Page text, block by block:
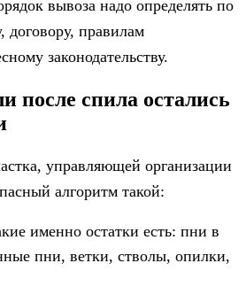
вывоза надо определять по
договору, правилам
законодательству.
после спила остались
управляющей организации
алгоритм такой:
именно остатки есть: пни в
пни, ветки, стволы, опилки,